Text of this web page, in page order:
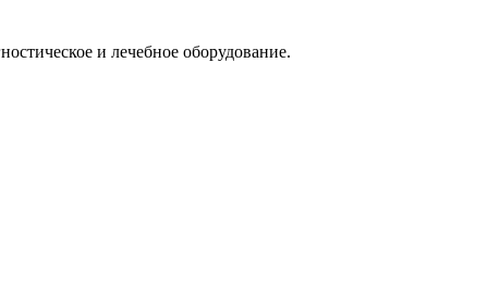
и лечебное оборудование.